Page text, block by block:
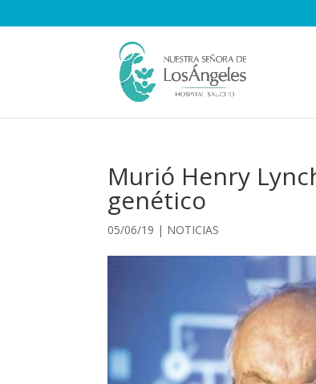
Murió Henry
genético
05/06/19 | NOTICIAS